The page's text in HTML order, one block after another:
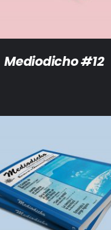
Mediodicho #12
AL CARRITO /